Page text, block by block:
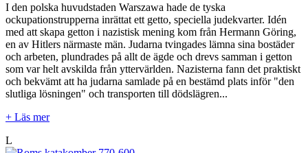
I den polska huvudstaden Warszawa hade de tyska
ockupationstrupperna inrättat ett getto, speciella judekvarter. Idén
med att skapa getton i nazistisk mening kom från Hermann Göring,
en av Hitlers närmaste män. Judarna tvingades lämna sina bostäder
och arbeten, plundrades på allt de ägde och drevs samman i getton
som var helt avskilda från yttervärlden. Nazisterna fann det praktiskt
och bekvämt att ha judarna samlade på en bestämd plats inför "den
slutliga lösningen" och transporten till dödslägren...
+ Läs mer
L